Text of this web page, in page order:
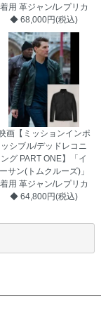
のことは
着用 革ジャン/レプリカ
◆ 68,000円(税込)
画【ミッションインポ
ッシブル/デッドレコニ
ング PART ONE】「イ
ーサン(トムクルーズ)」
着用 革ジャン/レプリカ
◆ 64,800円(税込)